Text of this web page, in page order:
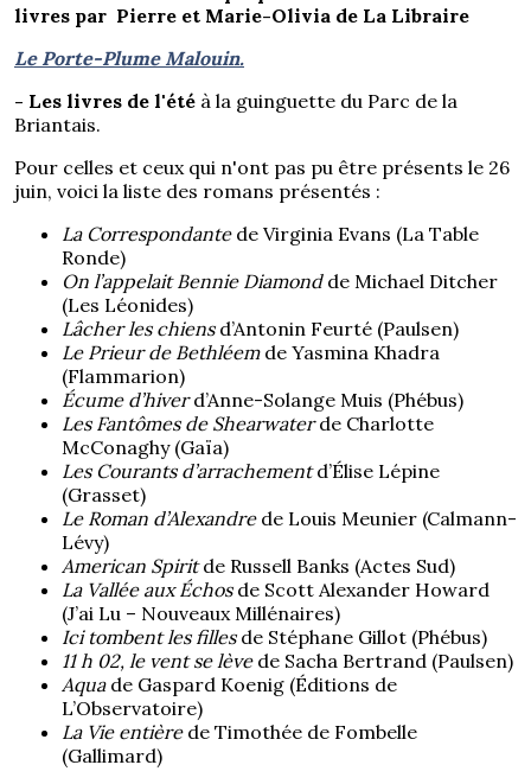
livres par Pierre et Marie-Olivia de La Libraire
Le Porte-Plume Malouin.
- Les livres de l'été à la guinguette du Parc de la
Briantais.
Pour celles et ceux qui n'ont pas pu être présents le 26
juin, voici la liste des romans présentés :
La Correspondantede Virginia Evans (La Table
Ronde)
On l’appelait Bennie Diamondde Michael Ditcher
(Les Léonides)
Lâcher les chiensd’Antonin Feurté (Paulsen)
Le Prieur de Bethléemde Yasmina Khadra
(Flammarion)
Écume d’hiverd’Anne-Solange Muis (Phébus)
Les Fantômes de Shearwaterde Charlotte
McConaghy (Gaïa)
Les Courants d’arrachementd’Élise Lépine
(Grasset)
Le Roman d’Alexandrede Louis Meunier (Calmann-
Lévy)
American Spiritde Russell Banks (Actes Sud)
La Vallée aux Échosde Scott Alexander Howard
(J’ai Lu – Nouveaux Millénaires)
Ici tombent les fillesde Stéphane Gillot (Phébus)
11 h 02, le vent se lèvede Sacha Bertrand (Paulsen)
Aquade Gaspard Koenig (Éditions de
L’Observatoire)
La Vie entièrede Timothée de Fombelle
(Gallimard)